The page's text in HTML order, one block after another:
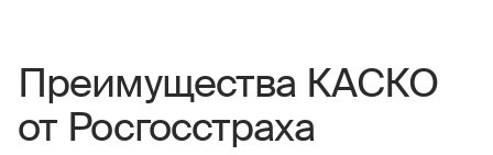
Преимущества КАСКО
от Росгосстраха